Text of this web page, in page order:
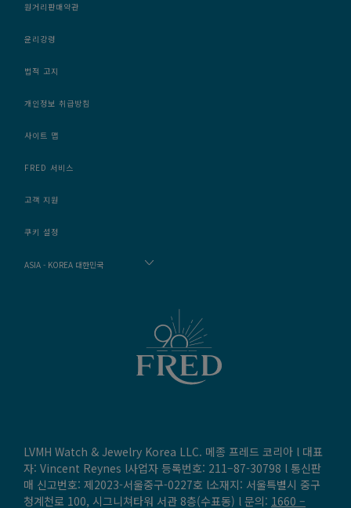
원거리판매약관
윤리강령
법적 고지
개인정보 취급방침
사이트 맵
FRED 서비스
고객 지원
쿠키 설정
ASIA - KOREA 대한민국
LVMH Watch & Jewelry Korea LLC. 메종 프레드 코리아 l 대표
자: Vincent Reynes l사업자 등록번호: 211–87-30798 l 통신판
매 신고번호: 제2023-서울중구-0227호 l소재지: 서울특별시 중구
청계천로 100, 시그니쳐타워 서관 8층(수표동) l 문의: 1660 –